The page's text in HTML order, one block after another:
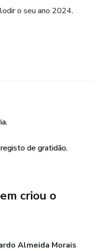
o seu ano 2024.
de gratidão.
criou o
Almeida Morais